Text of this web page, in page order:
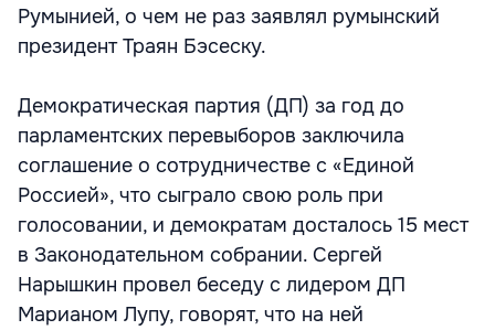
Румынией, о чем не раз заявлял румынский
президент Траян Бэсеску.
Демократическая партия (ДП) за год до
парламентских перевыборов заключила
соглашение о сотрудничестве с «Единой
Россией», что сыграло свою роль при
голосовании, и демократам досталось 15 мест
в Законодательном собрании. Сергей
Нарышкин провел беседу с лидером ДП
Марианом Лупу, говорят, что на ней